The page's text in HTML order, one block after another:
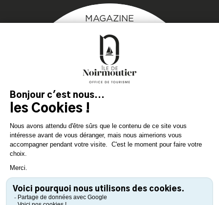
MAGAZINE
Inspirez-vous et
préparez votre séjour
sur l'île de Noirmoutier !
TÉLÉCHARGEZ
TÉLÉCHARGEZ